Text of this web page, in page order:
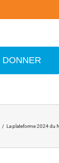
DONNER
/ La plateforme 2024 du